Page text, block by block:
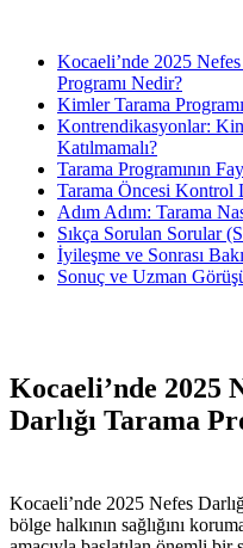
Kocaeli’nde 2025 Nefes
Programı Nedir?
Kimler Tarama
Kontrendikasyonlar:
Katılmamalı?
Tarama Programının
Tarama Öncesi Kontrol
Adım Adım: Tarama
Sıkça Sorulan Sorular
İyileşme ve Sonrası
Sonuç ve Uzman
Kocaeli’nde 2025
Darlığı Tarama
Kocaeli’nde 2025 Nefes
bölge halkının sağlığını